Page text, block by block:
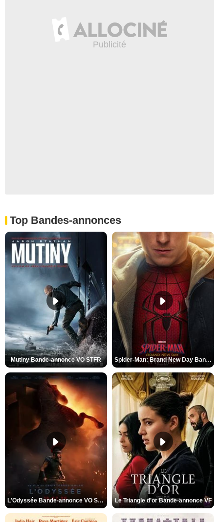
Top Bandes-annonces
Mutiny Bande-annonce VO STFR Spider-Man: Brand New Day Bande-annonce VO STFR
L'Odyssée Bande-annonce VO STFR Le Triangle d'or Bande-annonce VF